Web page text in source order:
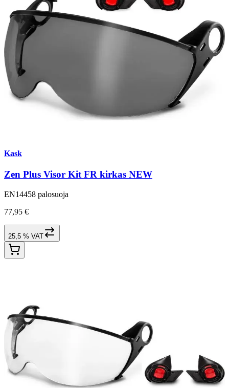
Kask
Zen Plus Visor Kit FR kirkas NEW
EN14458 palosuoja
77,95 €
25,5 % VAT